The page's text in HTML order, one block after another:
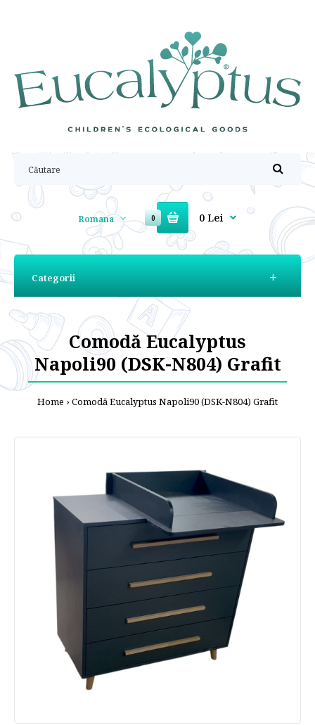
Romana 0 0 Lei
Categorii
Comodă Eucalyptus
Napoli90 (DSK-N804) Grafit
Home Comodă Eucalyptus Napoli90 (DSK-N804) Grafit